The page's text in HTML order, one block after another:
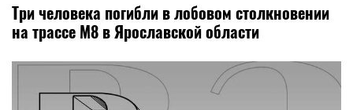
Три человека погибли в лобовом столкновении
на трассе М8 в Ярославской области